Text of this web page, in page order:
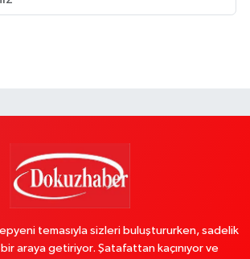
temasıyla sizleri buluştururken, sadelik
araya getiriyor. Şatafattan kaçınıyor ve